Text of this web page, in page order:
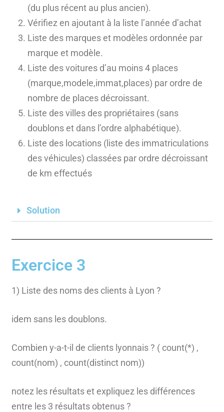
(du plus récent au plus ancien).
Vérifiez en ajoutant à la liste l’année d’achat
Liste des marques et modèles ordonnée par
marque et modèle.
Liste des voitures d’au moins 4 places
(marque,modele,immat,places) par ordre de
nombre de places décroissant.
Liste des villes des propriétaires (sans
doublons et dans l’ordre alphabétique).
Liste des locations (liste des immatriculations
des véhicules) classées par ordre décroissant
de km effectués
Solution
Exercice 3
1) Liste des noms des clients à Lyon ?
idem sans les doublons.
Combien y-a-t-il de clients lyonnais ? ( count(*) ,
count(nom) , count(distinct nom))
notez les résultats et expliquez les différences
entre les 3 résultats obtenus ?